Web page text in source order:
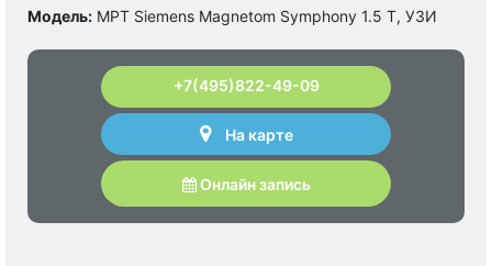
Модель: МРТ Siemens Magnetom Symphony 1.5 Т, УЗИ
+7(495)822-49-09
На карте
Онлайн запись